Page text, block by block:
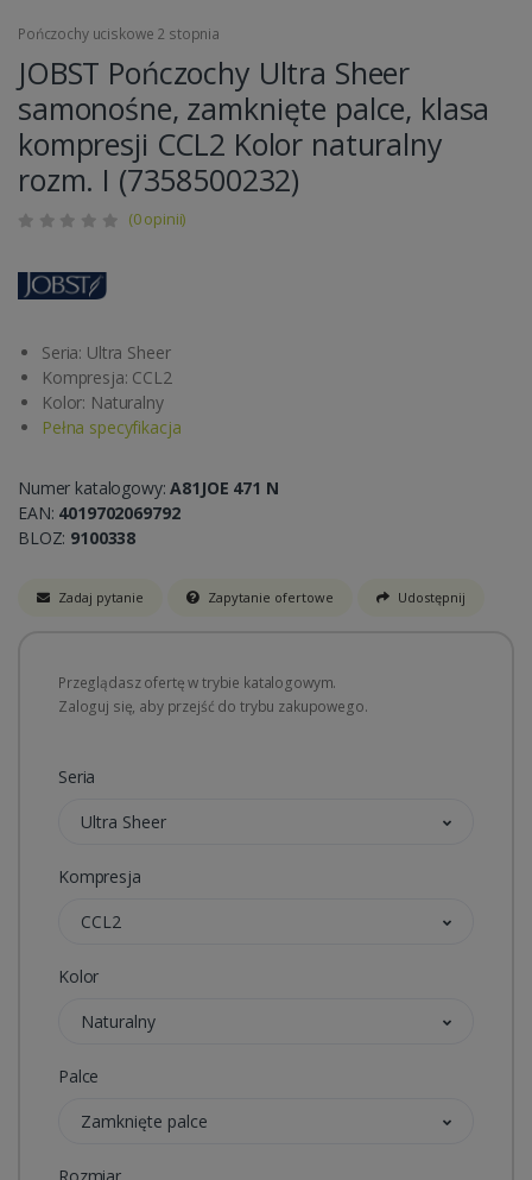
Pończochy uciskowe 2 stopnia
JOBST Pończochy Ultra Sheer
samonośne, zamknięte palce, klasa
kompresji CCL2 Kolor naturalny
rozm. I (7358500232)
(0 opinii)
Seria: Ultra Sheer
Kompresja: CCL2
Kolor: Naturalny
Pełna specyfikacja
Numer katalogowy:A81JOE 471 N
EAN: 4019702069792
BLOZ: 9100338
Zadaj pytanie Zapytanie ofertowe Udostępnij
Przeglądasz ofertę w trybie katalogowym.
Zaloguj się, aby przejść do trybu zakupowego.
Seria
Ultra Sheer
Kompresja
CCL2
Kolor
Naturalny
Palce
Zamknięte palce